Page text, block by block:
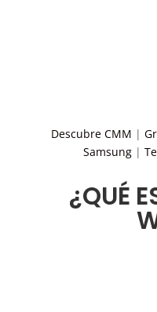
Descubre CMM |
Samsung|
¿QUÉ